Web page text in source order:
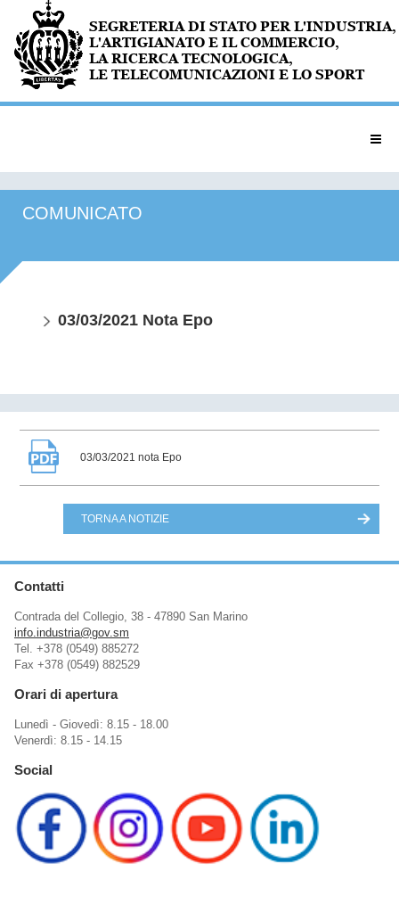
COMUNICATO
03/03/2021 Nota Epo
03/03/2021 nota Epo
TORNA A NOTIZIE
Contatti
Contrada del Collegio, 38 - 47890 San Marino
info.industria@gov.sm
Tel. +378 (0549) 885272
Fax +378 (0549) 882529
Orari di apertura
Lunedì - Giovedì: 8.15 - 18.00
Venerdì: 8.15 - 14.15
Social